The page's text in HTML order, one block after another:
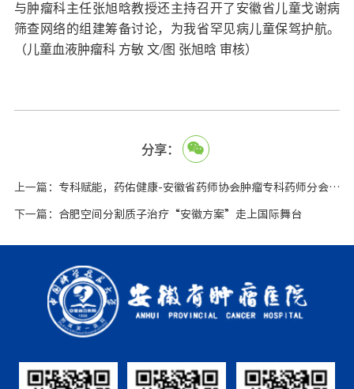
与肿瘤科主任张旭晗教授还主持召开了安徽省儿童戈谢病
筛查网络的组建筹备讨论，为我省罕见病儿童保驾护航。
（儿童血液肿瘤科 方敏 文/图 张旭晗 审核）
分享：
上一篇： 专科赋能，药佑健康-安徽省药师协会肿瘤专科药师分会成立大会暨首届肿瘤专科药师赋能培训班在合肥顺利召开
下一篇： 合肥空间分割质子治疗“安徽方案”走上国际舞台